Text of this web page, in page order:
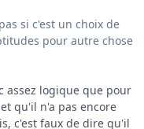
si c'est un choix de
pour autre chose
assez logique que pour
qu'il n'a pas encore
c'est faux de dire qu'il